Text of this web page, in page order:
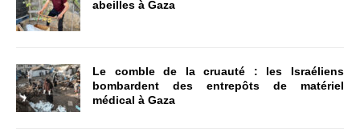
abeilles à Gaza
Le comble de la cruauté : les Israéliens
bombardent des entrepôts de matériel
médical à Gaza